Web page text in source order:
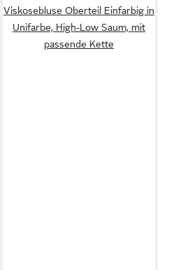
Viskosebluse Oberteil Einfarbig in
Unifarbe, High-Low Saum, mit
passende Kette